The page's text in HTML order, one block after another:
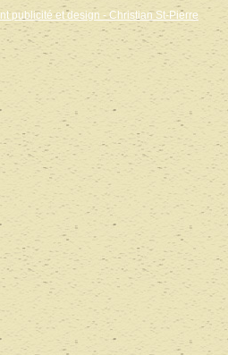
publicité et design - Christian St-Pierre